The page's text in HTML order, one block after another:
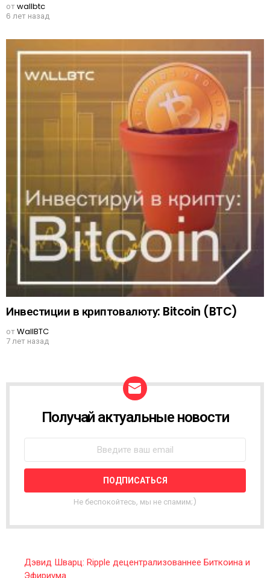
отwallbtc
6 лет назад
Инвестиции в криптовалюту: Bitcoin (BTC)
отWallBTC
7 лет назад
W
L
T
R
Получай актуальные новости
Не беспокойтесь, мы не спамим;)
Дэвид Шварц: Ripple децентрализованнее Биткоина и
Эфириума